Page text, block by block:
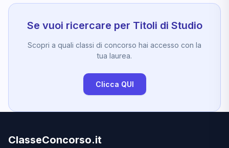
Se vuoi ricercare per Titoli di Studio
Scopri a quali classi di concorso hai accesso con la
tua laurea.
Clicca QUI
ClasseConcorso.it